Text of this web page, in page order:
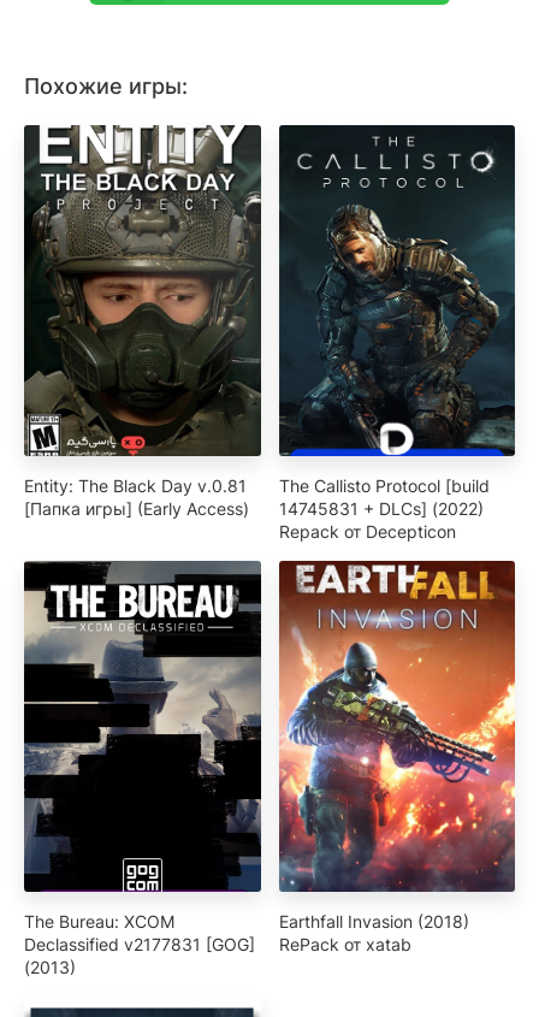
Похожие игры:
Entity: The Black Day v.0.81
[Папка игры] (Early Access)
The Callisto Protocol [build
14745831 + DLCs] (2022)
Repack от Decepticon
The Bureau: XCOM
Declassified v2177831 [GOG]
(2013)
Earthfall Invasion (2018)
RePack от xatab